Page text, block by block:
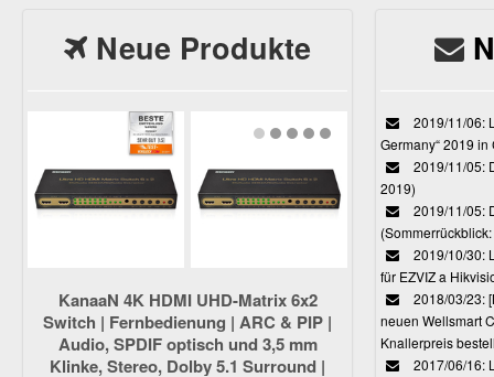
Neue Produkte
KanaaN 4K HDMI UHD-Matrix 6x2
Switch | Fernbedienung | ARC & PIP |
Audio, SPDIF optisch und 3,5 mm
Klinke, Stereo, Dolby 5.1 Surround |
2019/11/06:
Germany“ 2019
2019/11/05:
2019)
2019/11/05:
2019/10/30:
für EZVIZ a
2018/03/23:
neuen Wellsmart
Knallerpreis
2017/06/16: